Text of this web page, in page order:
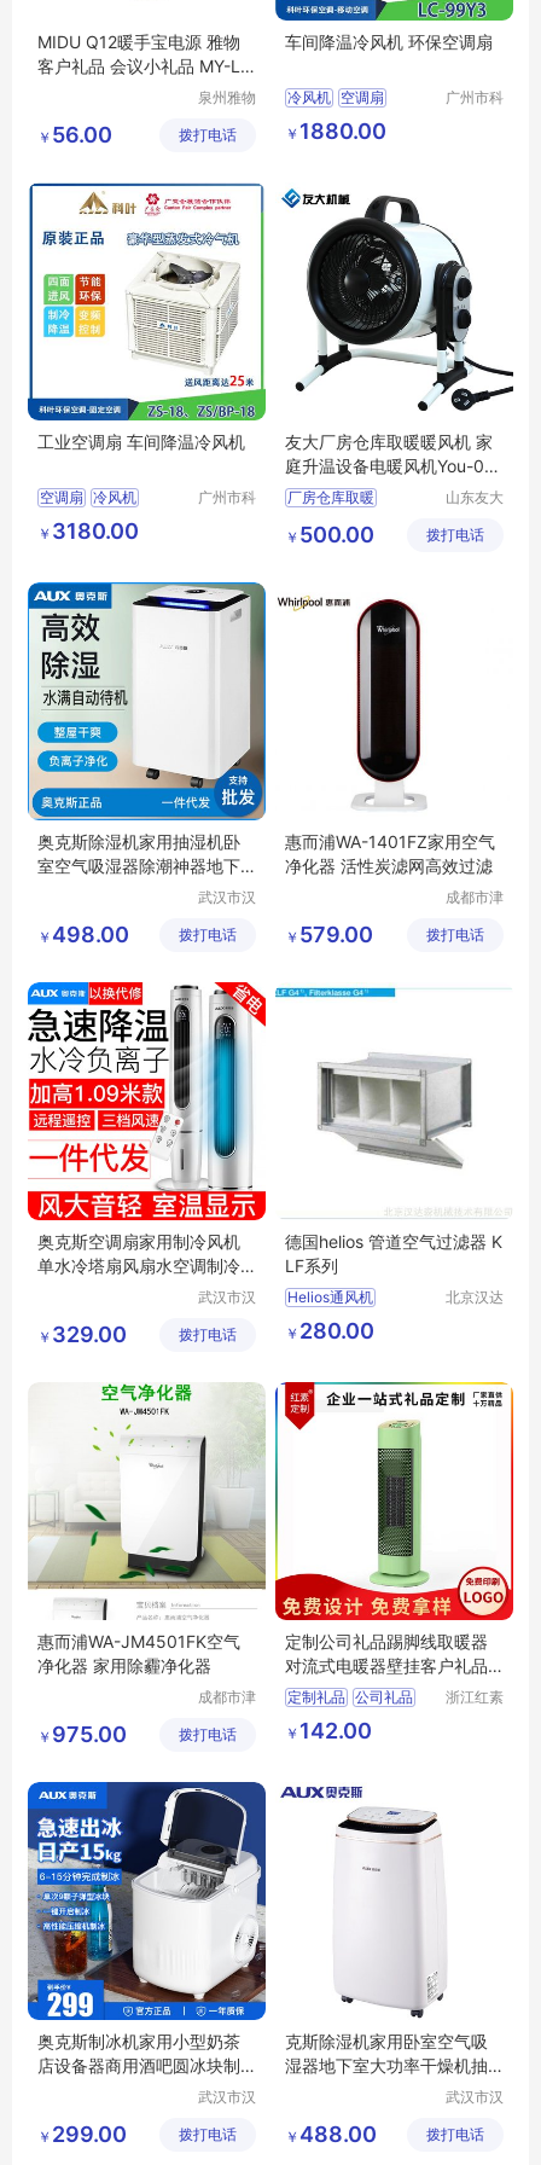
MIDU Q12暖手宝电源 雅物
客户礼品 会议小礼品 MY-LX
泉州雅物
公司
￥ 56.00 拨打电话
车间降温冷风机 环保空调扇
冷风机 空调扇
广州市科
￥ 1880.00
工业空调扇 车间降温冷风机
空调扇 冷风机
广州市科
￥ 3180.00
友大厂房仓库取暖暖风机 家
庭升温设备电暖风机You-00
5厂房仓库取暖
山东友大
有限公司
￥ 500.00 拨打电话
奥克斯除湿机家用抽湿机卧
室空气吸湿器除潮神器地下
武汉市汉
器销售行
￥ 498.00 拨打电话
惠而浦WA-1401FZ家用空气
净化器 活性炭滤网高效过滤
成都市津
技有限公
￥ 579.00 拨打电话
奥克斯空调扇家用制冷风机
单水冷塔扇风扇水空调制冷
武汉市汉
器销售行
￥ 329.00 拨打电话
德国helios 管道空气过滤器 K
LF系列
Helios通风机
heliosventilatoren
德国Helios
北京汉达
￥ 280.00
惠而浦WA-JM4501FK空气
净化器 家用除霾净化器
成都市津
技有限公
￥ 975.00 拨打电话
定制公司礼品踢脚线取暖器
对流式电暖器壁挂客户礼品
小家电定制
定制礼品 公司礼品
电暖器
客户礼品
小家电定制
浙江红素
￥ 142.00
奥克斯制冰机家用小型奶茶
店设备器商用酒吧圆冰块制
武汉市汉
器销售行
￥ 299.00 拨打电话
克斯除湿机家用卧室空气吸
湿器地下室大功率干燥机抽
武汉市汉
器销售行
￥ 488.00 拨打电话